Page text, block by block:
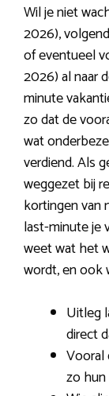
Wil je niet
2026),
of eventueel
2026) al naar
minute
zo dat de
wat
verdiend. Als
weggezet bij
kortingen van
last-minute je
weet wat het
wordt, en ook
Uitleg
direct
Vooral
zo